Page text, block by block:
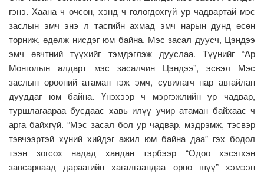
гэнэ. Хаана ч очсон, хэнд ч гологдохгүй ур чадвартай мэс
заслын эмч энэ л тасгийн ахмад эмч нарын дунд өсөн
торниж, өдөлж нисдэг юм байна. Мэс засал дуусч, Цэндээ
эмч өвчтний түүхийг тэмдэглэж дууслаа. Түүнийг “Ар
Монголын алдарт мэс засалчин Цэндээ”, эсвэл Мэс
заслын өрөөний атаман гэж эмч, сувилагч нар авгайлан
дууддаг юм байна. Үнэхээр ч мэргэжлийн ур чадвар,
туршлагаараа бусдаас хавь илүү учир атаман байхаас ч
арга байхгүй. “Мэс засал бол ур чадвар, мэдрэмж, тэсвэр
тэвчээртэй хүний хийдэг ажил юм байна даа” гэх бодол
тээн зогсох надад хандан тэрбээр “Одоо хэсэгхэн
завсарлаад дараагийн хагалгаандаа орно шүү” хэмээн